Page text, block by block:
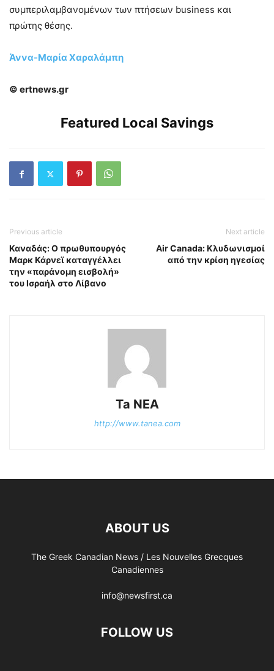
συμπεριλαμβανομένων των πτήσεων business και
πρώτης θέσης.
Άννα-Μαρία Χαραλάμπη
© ertnews.gr
Featured Local Savings
Previous article
Καναδάς: Ο πρωθυπουργός
Μαρκ Κάρνεϊ καταγγέλλει
την «παράνομη εισβολή»
του Ισραήλ στο Λίβανο
Next article
Air Canada: Κλυδωνισμοί
από την κρίση ηγεσίας
Ta NEA
http://www.tanea.com
ABOUT US
The Greek Canadian News / Les Nouvelles Grecques
Canadiennes
info@newsfirst.ca
FOLLOW US